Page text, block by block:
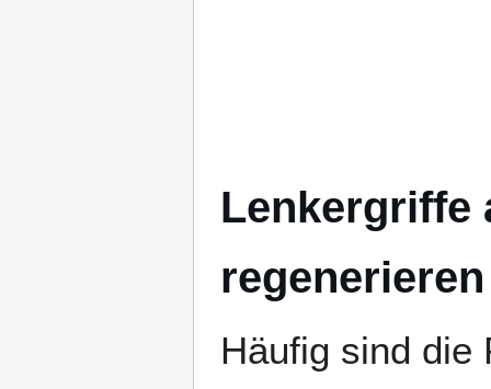
Lenkergriffe
Häufig sind die